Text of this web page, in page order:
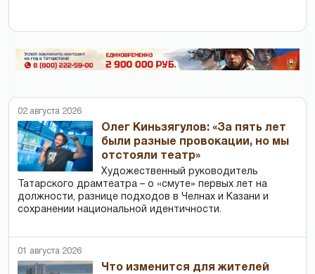
02 августа 2026
Олег Киньзягулов: «За пять лет
были разные провокации, но мы
отстояли театр»
Художественный руководитель
Татарского драмтеатра – о «смуте» первых лет на
должности, разнице подходов в Челнах и Казани и
сохранении национальной идентичности.
01 августа 2026
Что изменится для жителей